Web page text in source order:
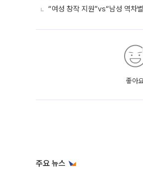
“여성 창작 지원”vs“남성 역차
좋아
주요 뉴스